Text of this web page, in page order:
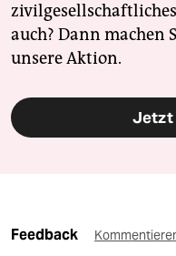
auch? Dann machen
unsere Aktion.
Jetzt
Feedback